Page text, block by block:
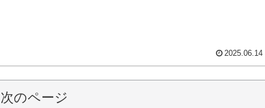
2025.06.14
次のページ